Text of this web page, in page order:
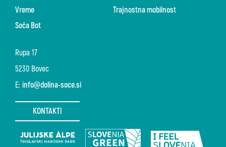
Rupa 17
5230 Bovec
E: info@dolina-soce.si
KONTAKTI
Vreme
Soča Bot
Trajnostna mobilnost